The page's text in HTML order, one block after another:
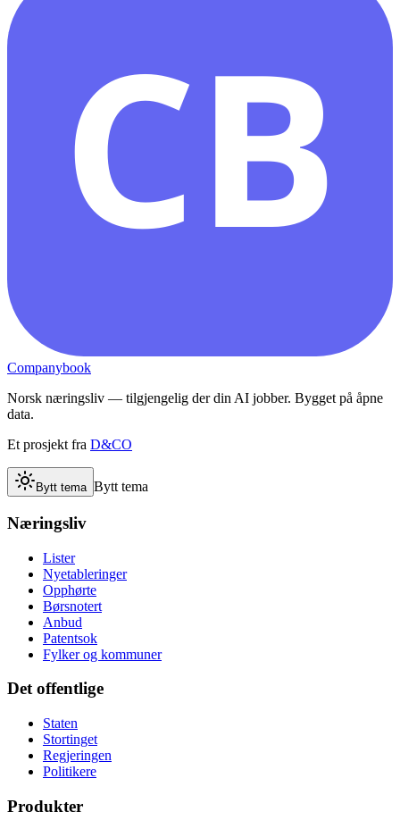
CB
Companybook
Norsk næringsliv — tilgjengelig der din AI jobber. Bygget på åpne
data.
Et prosjekt fra D&CO
Bytt tema Bytt tema
Næringsliv
Lister
Nyetableringer
Opphørte
Børsnotert
Anbud
Patentsok
Fylker og kommuner
Det offentlige
Staten
Stortinget
Regjeringen
Politikere
Produkter